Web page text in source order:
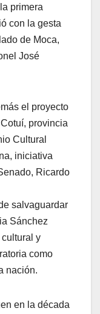
primera
con la gesta
de Moca,
José
el proyecto
provincia
Cultural
iniciativa
Ricardo
salvaguardar
Sánchez
y
como
nación.
en la década